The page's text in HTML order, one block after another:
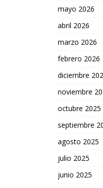
mayo 2026
abril 2026
marzo 2026
febrero 2026
diciembre
noviembre
octubre 2025
septiembre
agosto 2025
julio 2025
junio 2025